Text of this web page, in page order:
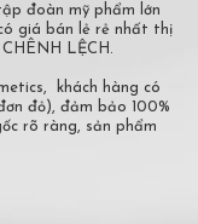
đoàn mỹ phẩm lớn
giá bán lẻ rẻ nhất thị
LỆCH.
khách hàng có
đỏ), đảm bảo 100%
rõ ràng, sản phẩm